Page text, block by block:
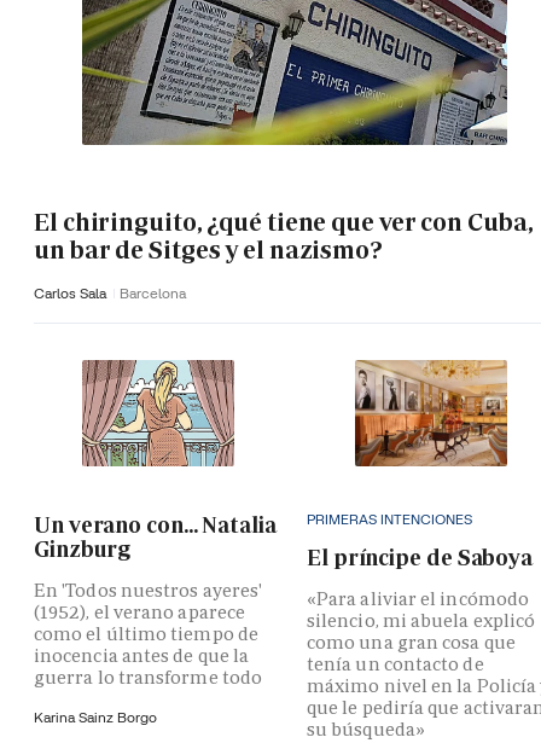
El chiringuito, ¿qué tiene que ver con Cuba,
un bar de Sitges y el nazismo?
Carlos Sala Barcelona
Un verano con... Natalia
Ginzburg
En 'Todos nuestros ayeres'
(1952), el verano aparece
como el último tiempo de
inocencia antes de que la
guerra lo transforme todo
Karina Sainz Borgo
PRIMERAS INTENCIONES
El príncipe de Saboya
«Para aliviar el incómodo
silencio, mi abuela explicó
como una gran cosa que
tenía un contacto de
máximo nivel en la Policía
que le pediría que
su búsqueda»